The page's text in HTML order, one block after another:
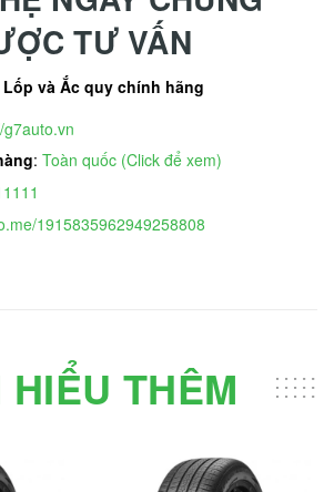
TƯ VẤN
và Ắc quy chính hãng
g7auto.vn
: Toàn quốc (Click để xem)
1915835962949258808
HIỂU THÊM